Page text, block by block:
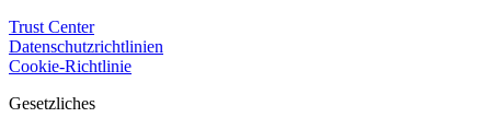
Trust Center
Datenschutzrichtlinien
Cookie-Richtlinie
Gesetzliches